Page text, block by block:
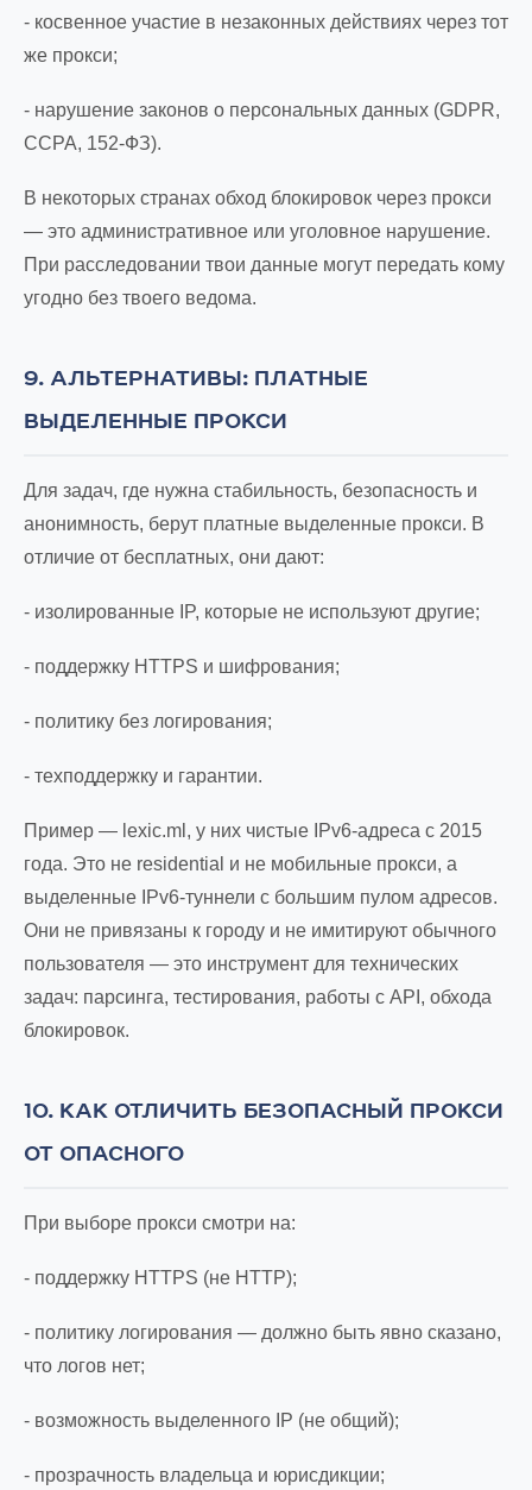
- косвенное участие в незаконных действиях через тот
же прокси;
- нарушение законов о персональных данных (GDPR,
CCPA, 152-ФЗ).
В некоторых странах обход блокировок через прокси
— это административное или уголовное нарушение.
При расследовании твои данные могут передать кому
угодно без твоего ведома.
9. АЛЬТЕРНАТИВЫ: ПЛАТНЫЕ
ВЫДЕЛЕННЫЕ ПРОКСИ
Для задач, где нужна стабильность, безопасность и
анонимность, берут платные выделенные прокси. В
отличие от бесплатных, они дают:
- изолированные IP, которые не используют другие;
- поддержку HTTPS и шифрования;
- политику без логирования;
- техподдержку и гарантии.
Пример — lexic.ml, у них чистые IPv6-адреса с 2015
года. Это не residential и не мобильные прокси, а
выделенные IPv6-туннели с большим пулом адресов.
Они не привязаны к городу и не имитируют обычного
пользователя — это инструмент для технических
задач: парсинга, тестирования, работы с API, обхода
блокировок.
10. КАК ОТЛИЧИТЬ БЕЗОПАСНЫЙ ПРОКСИ
ОТ ОПАСНОГО
При выборе прокси смотри на:
- поддержку HTTPS (не HTTP);
- политику логирования — должно быть явно сказано,
что логов нет;
- возможность выделенного IP (не общий);
- прозрачность владельца и юрисдикции;